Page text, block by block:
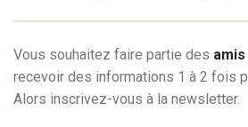
Vous souhaitez faire partie des
recevoir des informations 1 à 2 fois
Alors inscrivez-vous à la newsletter.